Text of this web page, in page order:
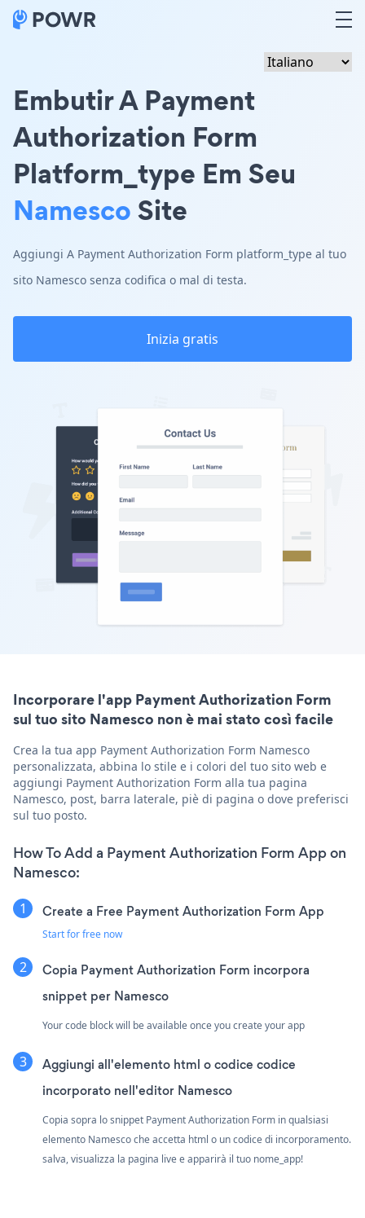
Embutir A Payment
Authorization Form
Platform_type Em Seu
NamescoSite
Aggiungi A Payment Authorization Form platform_type al tuo
sito Namesco senza codifica o mal di testa.
Inizia gratis
Incorporare l'app Payment Authorization Form
sul tuo sito Namesco non è mai stato così facile
Crea la tua app Payment Authorization Form Namesco
personalizzata, abbina lo stile e i colori del tuo sito web e
aggiungi Payment Authorization Form alla tua pagina
Namesco, post, barra laterale, piè di pagina o dove preferisci
sul tuo posto.
How To Add a Payment Authorization Form App on
Namesco:
Create a Free Payment Authorization Form App
Start for free now
Copia Payment Authorization Form incorpora
snippet per Namesco
Your code block will be available once you create your app
Aggiungi all'elemento html o codice codice
incorporato nell'editor Namesco
Copia sopra lo snippet Payment Authorization Form in qualsiasi
elemento Namesco che accetta html o un codice di incorporamento.
salva, visualizza la pagina live e apparirà il tuo nome_app!